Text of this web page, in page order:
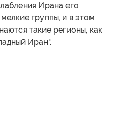
Ирана его
группы, и в этом
такие регионы, как
Иран".